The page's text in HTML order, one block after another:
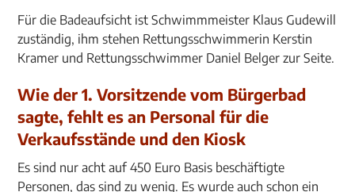
Für die Badeaufsicht ist Schwimmmeister Klaus Gudewill
zuständig, ihm stehen Rettungsschwimmerin Kerstin
Kramer und Rettungsschwimmer Daniel Belger zur Seite.
Wie der 1. Vorsitzende vom Bürgerbad
sagte, fehlt es an Personal für die
Verkaufsstände und den Kiosk
Es sind nur acht auf 450 Euro Basis beschäftigte
Personen, das sind zu wenig. Es wurde auch schon ein